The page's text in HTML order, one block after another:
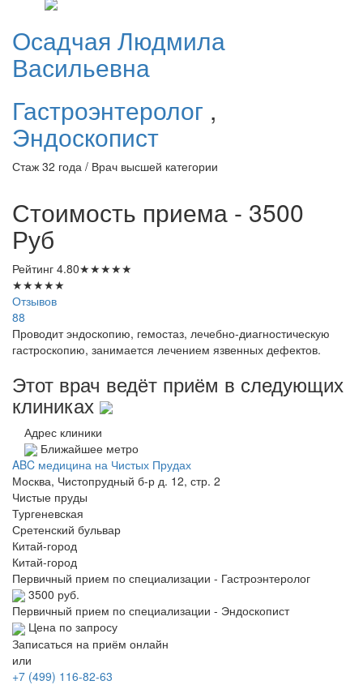
Осадчая Людмила
Васильевна
Гастроэнтеролог ,
Эндоскопист
Стаж 32 года / Врач высшей категории
Стоимость приема - 3500
Руб
Рейтинг 4.80★★★★★
★★★★★
Отзывов
88
Проводит эндоскопию, гемостаз, лечебно-диагностическую
гастроскопию, занимается лечением язвенных дефектов.
Этот врач ведёт приём в следующих
клиниках
Адрес клиники
Ближайшее метро
ABC медицина на Чистых Прудах
Москва, Чистопрудный б-р д. 12, стр. 2
Чистые пруды
Тургеневская
Сретенский бульвар
Китай-город
Китай-город
Первичный прием по специализации - Гастроэнтеролог
3500 руб.
Первичный прием по специализации - Эндоскопист
Цена по запросу
Записаться на приём онлайн
или
+7 (499) 116-82-63